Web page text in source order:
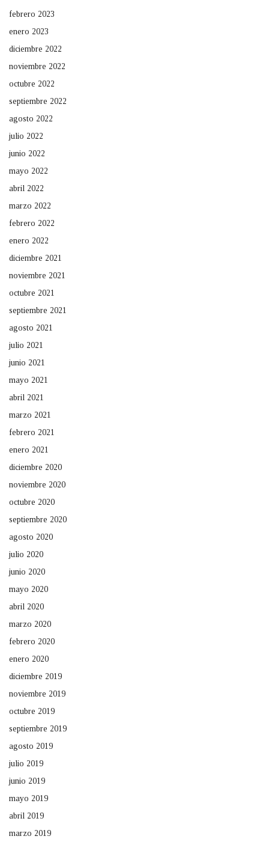
febrero 2023
enero 2023
diciembre 2022
noviembre 2022
octubre 2022
septiembre 2022
agosto 2022
julio 2022
junio 2022
mayo 2022
abril 2022
marzo 2022
febrero 2022
enero 2022
diciembre 2021
noviembre 2021
octubre 2021
septiembre 2021
agosto 2021
julio 2021
junio 2021
mayo 2021
abril 2021
marzo 2021
febrero 2021
enero 2021
diciembre 2020
noviembre 2020
octubre 2020
septiembre 2020
agosto 2020
julio 2020
junio 2020
mayo 2020
abril 2020
marzo 2020
febrero 2020
enero 2020
diciembre 2019
noviembre 2019
octubre 2019
septiembre 2019
agosto 2019
julio 2019
junio 2019
mayo 2019
abril 2019
marzo 2019